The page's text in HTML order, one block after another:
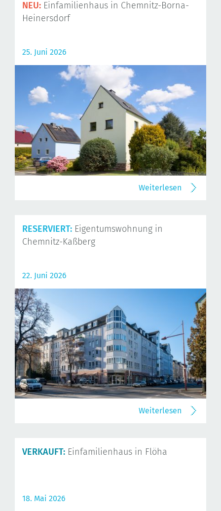
NEU: Einfamilienhaus in Chemnitz-Borna-
Heinersdorf
25. Juni 2026
Weiterlesen
RESERVIERT: Eigentumswohnung in
Chemnitz-Kaßberg
22. Juni 2026
Weiterlesen
VERKAUFT: Einfamilienhaus in Flöha
18. Mai 2026